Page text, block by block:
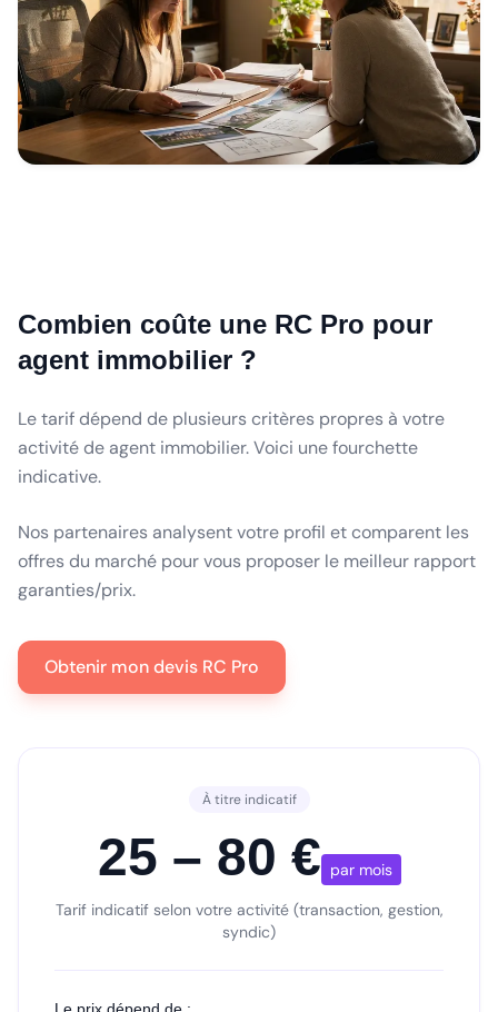
Combien coûte une RC Pro pour
agent immobilier ?
Le tarif dépend de plusieurs critères propres à votre
activité de agent immobilier. Voici une fourchette
indicative.
Nos partenaires analysent votre profil et comparent les
offres du marché pour vous proposer le meilleur rapport
garanties/prix.
Obtenir mon devis RC Pro
À titre indicatif
25 – 80 € par mois
Tarif indicatif selon votre activité (transaction, gestion,
syndic)